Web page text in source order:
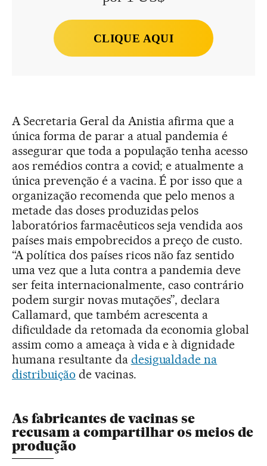
CLIQUE AQUI
A Secretaria Geral da Anistia afirma que a
única forma de parar a atual pandemia é
assegurar que toda a população tenha acesso
aos remédios contra a covid; e atualmente a
única prevenção é a vacina. É por isso que a
organização recomenda que pelo menos a
metade das doses produzidas pelos
laboratórios farmacêuticos seja vendida aos
países mais empobrecidos a preço de custo.
“A política dos países ricos não faz sentido
uma vez que a luta contra a pandemia deve
ser feita internacionalmente, caso contrário
podem surgir novas mutações”, declara
Callamard, que também acrescenta a
dificuldade da retomada da economia global
assim como a ameaça à vida e à dignidade
humana resultante da desigualdade na
distribuição de vacinas.
As fabricantes de vacinas se
recusam a compartilhar os meios de
produção